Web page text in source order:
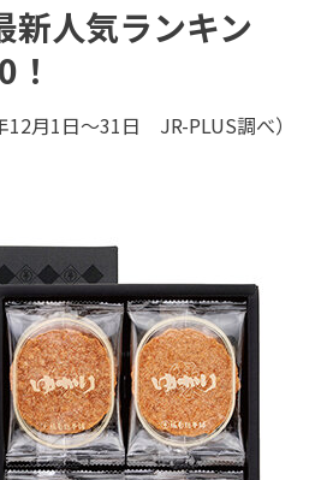
ーサービス
FAQ
鉄道グッズ、オンライン限定商品な
からみなさまのもとへお届けするサ
新人気ランキン
12月1日～31日 JR-PLUS調べ）